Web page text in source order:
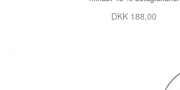
DKK 188,00